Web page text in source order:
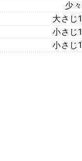
少々
大さじ1
小さじ1
小さじ1